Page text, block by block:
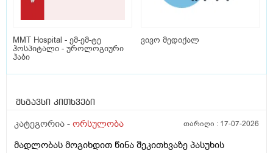
MMT Hospital - ემ-ემ-ტე
ჰოსპიტალი - უროლოგიური
ჰაბი
ვივო მედიქალ
მსგავსი კითხვები
კატეგორია - ორსულობა თარიღი : 17-07-2026
მადლობას მოგიხდით წინა შეკითხვაზე პასუხის